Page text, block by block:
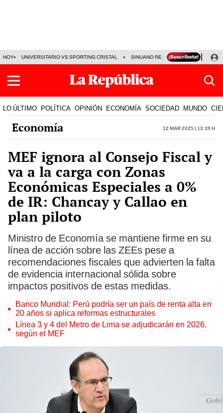
HOY UNIVERSITARIO VS SPORTING CRISTAL SINUANO RESULTADOS HOY
LO ÚLTIMO POLÍTICA OPINIÓN ECONOMÍA SOCIEDAD MUNDO
Economía 12 Mar 2025 | 13:39 h
MEF ignora al Consejo Fiscal y
va a la carga con Zonas
Económicas Especiales a 0%
de IR: Chancay y Callao en
plan piloto
Ministro de Economía se mantiene firme en su
línea de acción sobre las ZEEs pese a
recomendaciones fiscales que advierten la falta
de evidencia internacional sólida sobre
impactos positivos de estas medidas.
Banco Mundial: Perú podría ser un país de renta alta en
20 años si aplica reformas estructurales
Línea 3 y 4 del Metro de Lima se adjudicarán en 2026,
según el MEF